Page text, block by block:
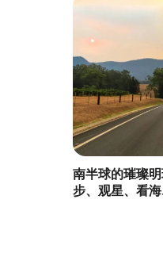
南半球的璀璨
步、观星、看